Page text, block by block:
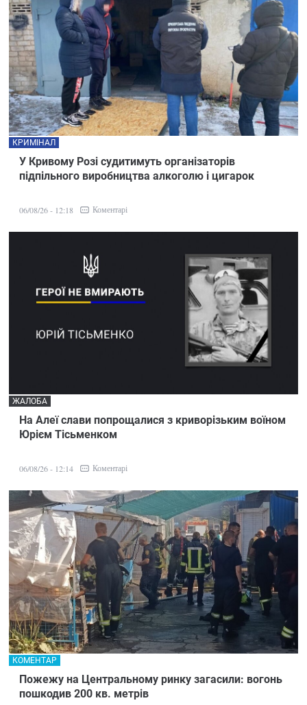
У Кривому Розі судитимуть організаторів
підпільного виробництва алкоголю і цигарок
КРИМІНАЛ
06/08/26 - 12:18 Коментарі
На Алеї слави попрощалися з криворізьким воїном
Юрієм Тісьменком
ЖАЛОБА
06/08/26 - 12:14 Коментарі
Пожежу на Центральному ринку загасили: вогонь
пошкодив 200 кв. метрів
КОМЕНТАР